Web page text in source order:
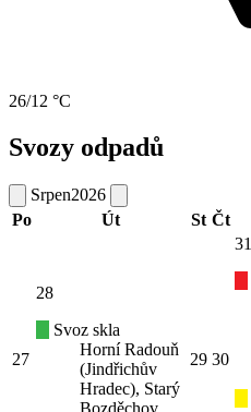
26/12 °C
Svozy odpadů
Srpen2026
Po
Út St Čt
27
28
Svoz skla
Horní Radouň
(Jindřichův
Hradec), Starý
Bozděchov
29 30
31